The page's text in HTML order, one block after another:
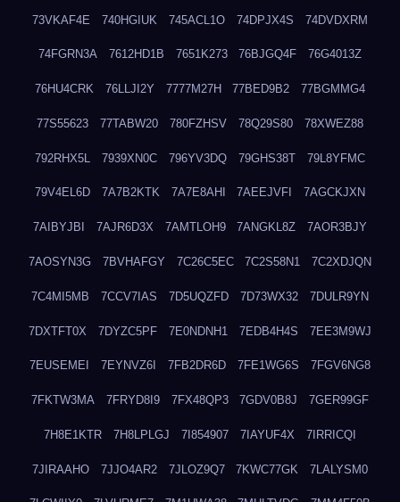
73VKAF4E 740HGIUK 745ACL1O 74DPJX4S 74DVDXRM
74FGRN3A 7612HD1B 7651K273 76BJGQ4F 76G4013Z
76HU4CRK 76LLJI2Y 7777M27H 77BED9B2 77BGMMG4
77S55623 77TABW20 780FZHSV 78Q29S80 78XWEZ88
792RHX5L 7939XN0C 796YV3DQ 79GHS38T 79L8YFMC
79V4EL6D 7A7B2KTK 7A7E8AHI 7AEEJVFI 7AGCKJXN
7AIBYJBI 7AJR6D3X 7AMTLOH9 7ANGKL8Z 7AOR3BJY
7AOSYN3G 7BVHAFGY 7C26C5EC 7C2S58N1 7C2XDJQN
7C4MI5MB 7CCV7IAS 7D5UQZFD 7D73WX32 7DULR9YN
7DXTFT0X 7DYZC5PF 7E0NDNH1 7EDB4H4S 7EE3M9WJ
7EUSEMEI 7EYNVZ6I 7FB2DR6D 7FE1WG6S 7FGV6NG8
7FKTW3MA 7FRYD8I9 7FX48QP3 7GDV0B8J 7GER99GF
7H8E1KTR 7H8LPLGJ 7I854907 7IAYUF4X 7IRRICQI
7JIRAAHO 7JJO4AR2 7JLOZ9Q7 7KWC77GK 7LALYSM0